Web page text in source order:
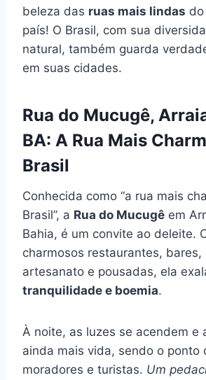
beleza das ruas mais lindas
país! O Brasil, com sua
natural, também guarda
em suas cidades.
Rua do Mucugê,
BA: A Rua Mais
Brasil
Conhecida como “a rua mais
Brasil”, a Rua do Mucugê em
Bahia, é um convite ao deleite.
charmosos restaurantes, bares,
artesanato e pousadas, ela
tranquilidade e boemia.
À noite, as luzes se acendem e
ainda mais vida, sendo o ponto
moradores e turistas. Um